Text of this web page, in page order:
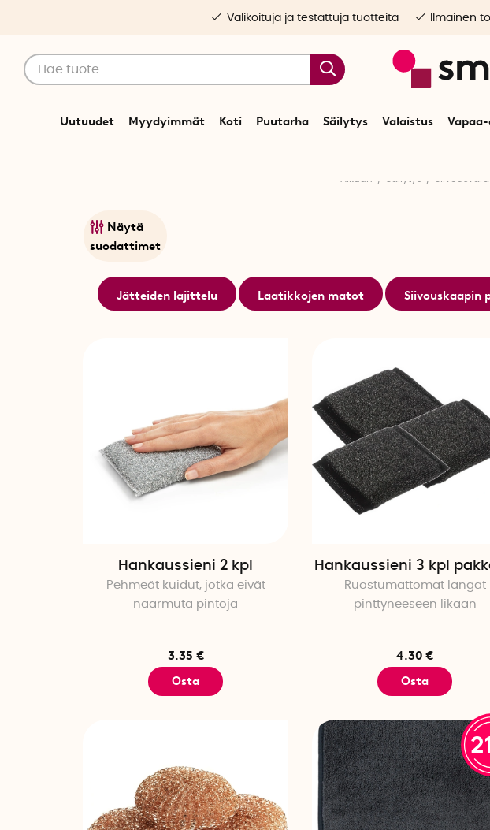
Uutuudet Myydyimmät Koti Puutarha Säilytys Valaistus
Valikoituja ja testattuja tuotteita Ilmainen
Alkuun Säilytys
Näytä
suodattimet
Jätteiden lajittelu Laatikkojen matot Siivouskaapin
Hankaussieni 2 kpl
Pehmeät kuidut, jotka eivät
naarmuta pintoja
3.35 €
Osta
Hankaussieni 3 kpl
Ruostumattomat langat
pinttyneeseen likaan
4.30 €
Osta